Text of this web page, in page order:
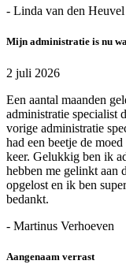
- Linda van den Heuvel
Mijn administratie is nu
2 juli 2026
Een aantal maanden
administratie specialist
vorige administratie
had een beetje de
keer. Gelukkig ben ik
hebben me gelinkt aan
opgelost en ik ben
bedankt.
- Martinus Verhoeven
Aangenaam verrast